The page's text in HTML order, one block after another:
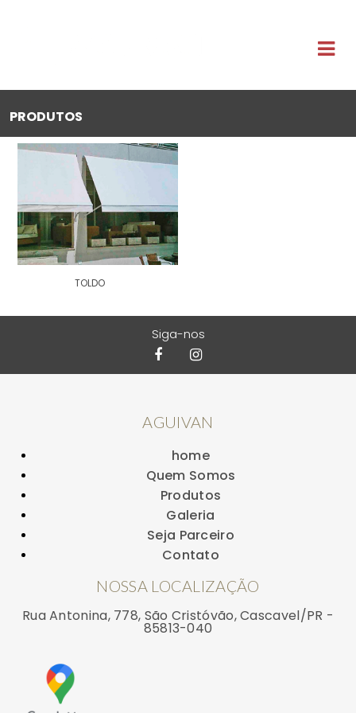
PRODUTOS
TOLDO
Siga-nos
AGUIVAN
home
Quem Somos
Produtos
Galeria
Seja Parceiro
Contato
NOSSA LOCALIZAÇÃO
Rua Antonina, 778, São Cristóvão, Cascavel/PR -
85813-040